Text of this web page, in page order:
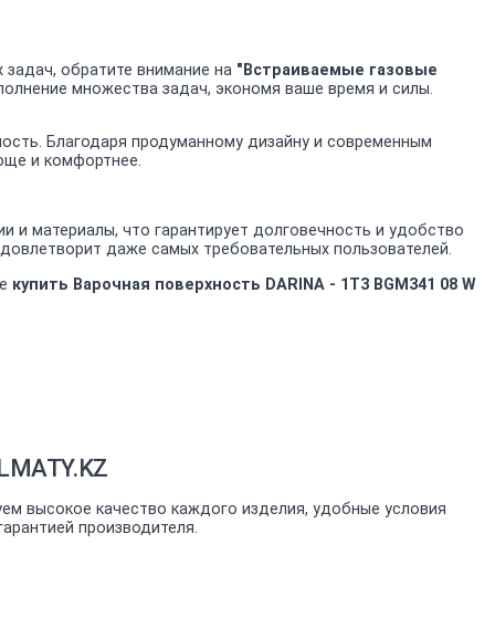
обратите внимание на "Встраиваемые газовые
множества задач, экономя ваше время и силы.
Благодаря продуманному дизайну и современным
и комфортнее.
и материалы, что гарантирует долговечность и удобство
даже самых требовательных пользователей.
купить Варочная поверхность DARINA - 1T3 BGM341 08 W
высокое качество каждого изделия, удобные условия
производителя.